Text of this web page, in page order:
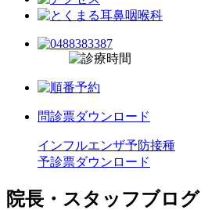
問診票ダウンロード
インフルエンザ予防接種
予診票ダウンロード
院長・スタッフブログ